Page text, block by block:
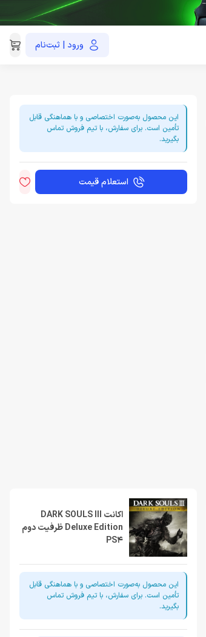
ورود | ثبت‌نام021-91035390
این محصول به‌صورت اختصاصی و با هماهنگی قابل
تأمین است. برای سفارش، با تیم فروش تماس
بگیرید.
استعلام قیمت
اکانت DARK SOULS III
Deluxe Edition ظرفيت دوم
PS4
این محصول به‌صورت اختصاصی و با هماهنگی قابل
تأمین است. برای سفارش، با تیم فروش تماس
بگیرید.